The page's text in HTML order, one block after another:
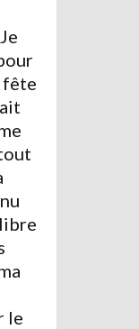
fête
le